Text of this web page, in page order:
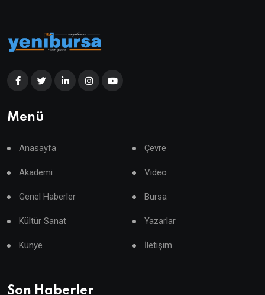
Menü
Anasayfa Çevre
Akademi Video
Genel Haberler Bursa
Kültür Sanat Yazarlar
Künye İletişim
Son Haberler